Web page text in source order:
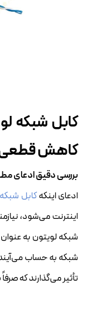
کابل شبکه
کاهش قطعی
بررسی دقیق ادعای
ادعای اینکهکابل شبکه
اینترنت می‌شود،
شبکه لویتون به
شبکه به حساب
تأثیر می‌گذارند که